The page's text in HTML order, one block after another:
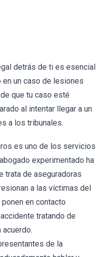
detrás de ti es esencial
en un caso de lesiones
que tu caso esté
al intentar llegar a un
a los tribunales.
es uno de los servicios
experimentado ha
trata de aseguradoras
a las víctimas del
en contacto
tratando de
de la